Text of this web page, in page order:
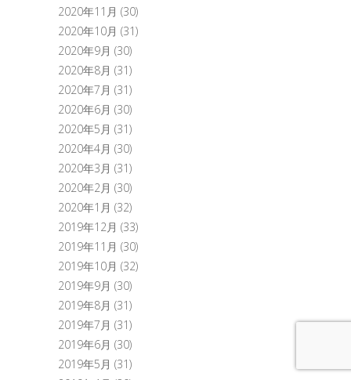
2020年11月 (30)
2020年10月 (31)
2020年9月 (30)
2020年8月 (31)
2020年7月 (31)
2020年6月 (30)
2020年5月 (31)
2020年4月 (30)
2020年3月 (31)
2020年2月 (30)
2020年1月 (32)
2019年12月 (33)
2019年11月 (30)
2019年10月 (32)
2019年9月 (30)
2019年8月 (31)
2019年7月 (31)
2019年6月 (30)
2019年5月 (31)